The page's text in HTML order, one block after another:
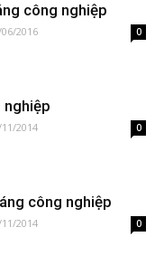
công nghiệp
2016 0
nghiệp
2014 0
công nghiệp
2014 0